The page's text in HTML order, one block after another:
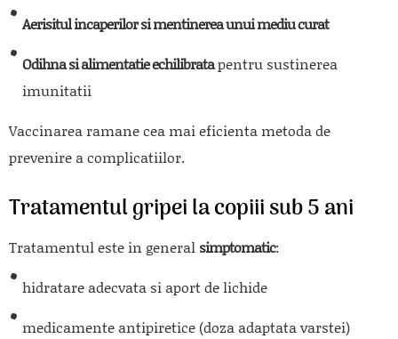
Aerisitul incaperilor si mentinerea unui mediu curat
Odihna si alimentatie echilibratapentru sustinerea
imunitatii
Vaccinarea ramane cea mai eficienta metoda de
prevenire a complicatiilor.
Tratamentul gripei la copiii sub 5 ani
Tratamentul este in general simptomatic:
hidratare adecvata si aport de lichide
medicamente antipiretice (doza adaptata varstei)